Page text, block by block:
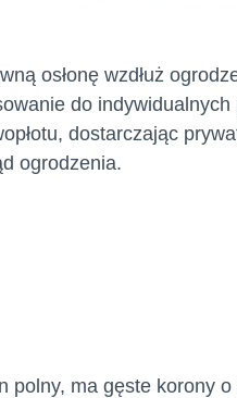
osłonę wzdłuż
do indywidualnych
dostarczając
ogrodzenia.
polny, ma gęste korony